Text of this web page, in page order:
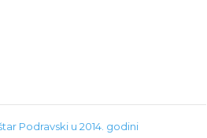
Podravski u 2014. godini